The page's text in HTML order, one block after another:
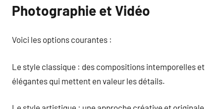
Photographie et Vidéo
Voici les options courantes :
Le style classique : des compositions intemporelles et
élégantes qui mettent en valeur les détails.